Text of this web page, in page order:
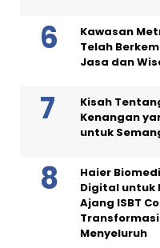
Kawasan
Telah
Jasa dan
Kisah
Kenangan
untuk
Haier
Digital untuk
Ajang ISBT
Menyeluruh